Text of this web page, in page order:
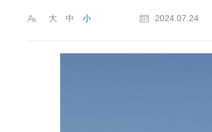
大 中 小 2024.07.24